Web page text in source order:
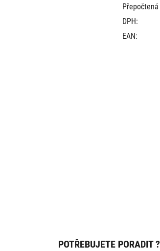
DPH:
EAN:
POTŘEBUJETE PORADIT ?